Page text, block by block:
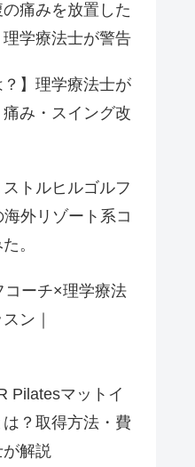
の痛みを放置した
学療法士が警告
？】理学療法士が
み・スイング改
ストルヒルゴルフ
外リゾート系コ
。
コーチ×理学療法
ン｜
Pilatesマットイ
？取得方法・費
解説